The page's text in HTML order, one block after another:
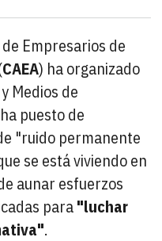
Empresarios de
CAEA) ha organizado
y Medios de
puesto de
"ruido permanente
se está viviendo en
aunar esfuerzos
para"luchar
.